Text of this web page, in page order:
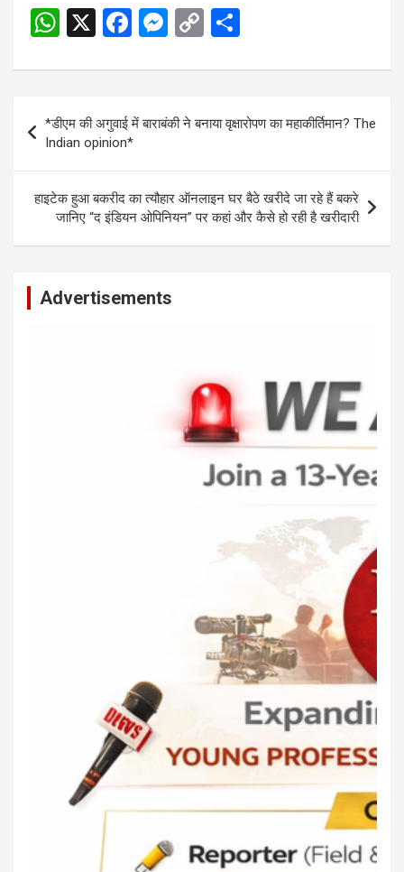
W
at
s
A
p
p
X
F
ce
b
o
o
k
M
se
n
g
er
C
py
n
k
ar
e
Post
navigation
*डीएम की अगुवाई में बाराबंकी ने बनाया वृक्षारोपण का महाकीर्तिमान? The
Indian opinion*
हाइटेक हुआ बकरीद का त्यौहार ऑनलाइन घर बैठे खरीदे जा रहे हैं बकरे
जानिए “द इंडियन ओपिनियन” पर कहां और कैसे हो रही है खरीदारी
Advertisements